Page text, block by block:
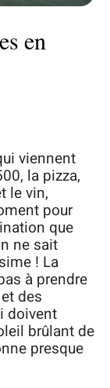
en
viennent
la pizza,
le vin,
pour
que
ne sait
! La
à prendre
des
doivent
brûlant de
presque